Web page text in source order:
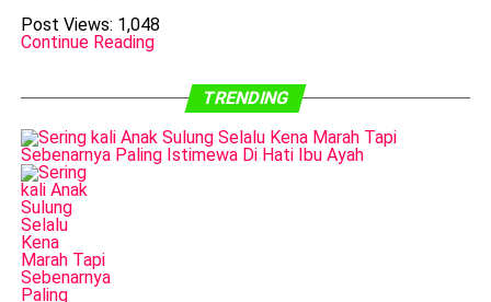
Post Views: 1,048
Continue Reading
TRENDING